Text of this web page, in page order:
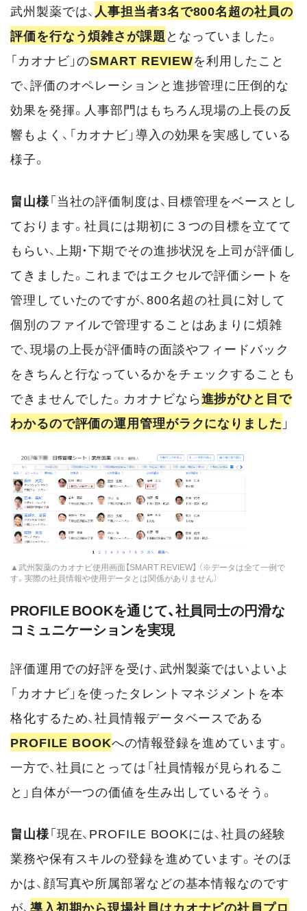
武州製薬では、 人事担当者3名で800名超の社員の
評価を行なう煩雑さが課題となっていました。
「カオナビ」のSMART REVIEWを利用したこと
で、評価のオペレーションと進捗管理に圧倒的な
効果を発揮。人事部門はもちろん現場の上長の反
響もよく、「カオナビ」導入の効果を実感している
様子。
畠山様「当社の評価制度は、目標管理をベースとし
ております。社員には期初に３つの目標を立てて
もらい、上期・下期でその進捗状況を上司が評価し
てきました。これまではエクセルで評価シートを
管理していたのですが、800名超の社員に対して
個別のファイルで管理することはあまりに煩雑
で、現場の上長が評価時の面談やフィードバック
をきちんと行なっているかをチェックすることも
できませんでした。カオナビなら進捗がひと目で
わかるので評価の運用管理がラクになりました 」
▲武州製薬のカオナビ使用画面【SMART REVIEW】 （※データは全て一例で
す。実際の社員情報や使用データとは関係がありません）
PROFILE BOOKを通じて、社員同士の円滑な
コミュニケーションを実現
評価運用での好評を受け、武州製薬ではいよいよ
「カオナビ」を使ったタレントマネジメントを本
格化するため、社員情報データベースである
PROFILE BOOKへの情報登録を進めています。
一方で、社員にとっては「社員情報が見られるこ
と」自体が一つの価値を生み出しているそう。
畠山様「現在、PROFILE BOOKには、社員の経験
業務や保有スキルの登録を進めています。そのほ
かは、顔写真や所属部署などの基本情報なのです
が、 導入初期から現場社員はカオナビの社員プロ